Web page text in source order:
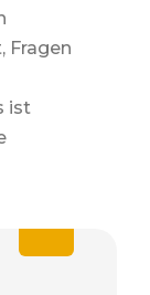
Fragen
ist